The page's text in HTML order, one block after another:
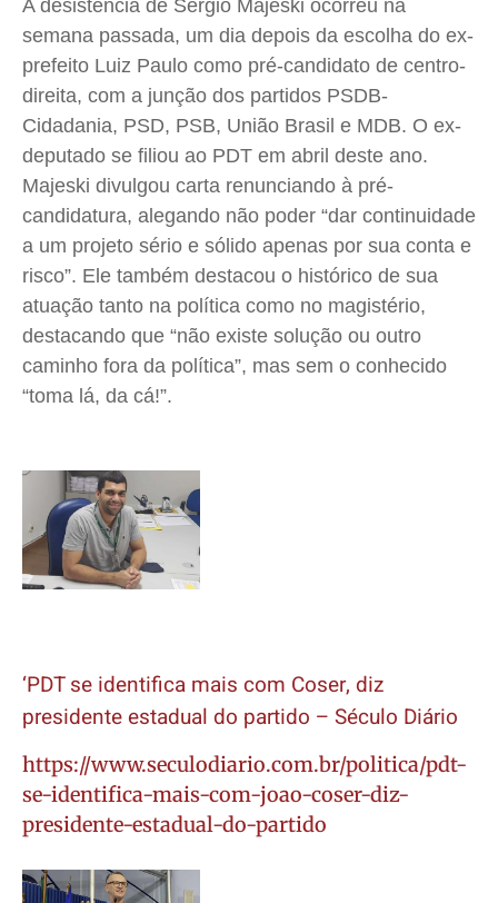
A desistência de Sergio Majeski ocorreu na
semana passada, um dia depois da escolha do ex-
prefeito Luiz Paulo como pré-candidato de centro-
direita, com a junção dos partidos PSDB-
Cidadania, PSD, PSB, União Brasil e MDB. O ex-
deputado se filiou ao PDT em abril deste ano.
Majeski divulgou carta renunciando à pré-
candidatura, alegando não poder “dar continuidade
a um projeto sério e sólido apenas por sua conta e
risco”. Ele também destacou o histórico de sua
atuação tanto na política como no magistério,
destacando que “não existe solução ou outro
caminho fora da política”, mas sem o conhecido
“toma lá, da cá!”.
‘PDT se identifica mais com Coser, diz
presidente estadual do partido – Século Diário
https://www.seculodiario.com.br/politica/pdt-
se-identifica-mais-com-joao-coser-diz-
presidente-estadual-do-partido